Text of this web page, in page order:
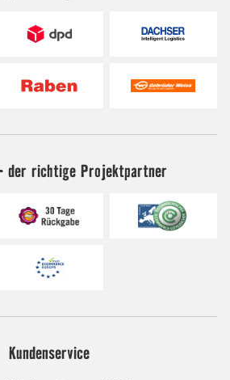
- der richtige Projektpartner
Kundenservice